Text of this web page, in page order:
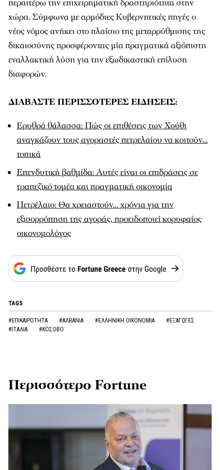
περαιτέρω την επιχειρηματική δραστηριότητα στην
χώρα. Σύμφωνα με αρμόδιες Κυβερνητικές πηγές ο
νέος νόμος ανήκει στο πλαίσιο της μεταρρύθμισης της
δικαιοσύνης προσφέροντας μία πραγματικά αξιόπιστη
εναλλακτική λύση για την εξωδικαστική επίλυση
διαφορών.
ΔΙΑΒΑΣΤΕ ΠΕΡΙΣΣΟΤΕΡΕΣ ΕΙΔΗΣΕΙΣ:
Ερυθρά θάλασσα: Πώς οι επιθέσεις των Χούθι
αναγκάζουν τους αγοραστές πετρελαίου να κοιτούν…
τοπικά
Επενδυτική βαθμίδα: Αυτές είναι οι επιδράσεις σε
τραπεζικό τομέα και πραγματική οικονομία
Πετρέλαιο: Θα χρειαστούν… χρόνια για την
εξισορρόπηση της αγοράς, προειδοποιεί κορυφαίος
οικονομολόγος
TAGS
#ΕΠΙΚΑΙΡΟΤΗΤΑ #ΑΛΒΑΝΙΑ #ΕΛΛΗΝΙΚΗ ΟΙΚΟΝΟΜΙΑ
#ΕΞΑΓΩΓΕΣ
#ΙΤΑΛΙΑ
#ΚΟΣΟΒΟ
Περισσότερο Fortune